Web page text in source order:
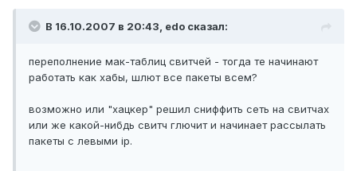
В 16.10.2007 в 20:43, edo сказал:
переполнение мак-таблиц свитчей - тогда те начинают
работать как хабы, шлют все пакеты всем?
возможно или "хацкер" решил сниффить сеть на свитчах
или же какой-нибдь свитч глючит и начинает рассылать
пакеты с левыми ip.